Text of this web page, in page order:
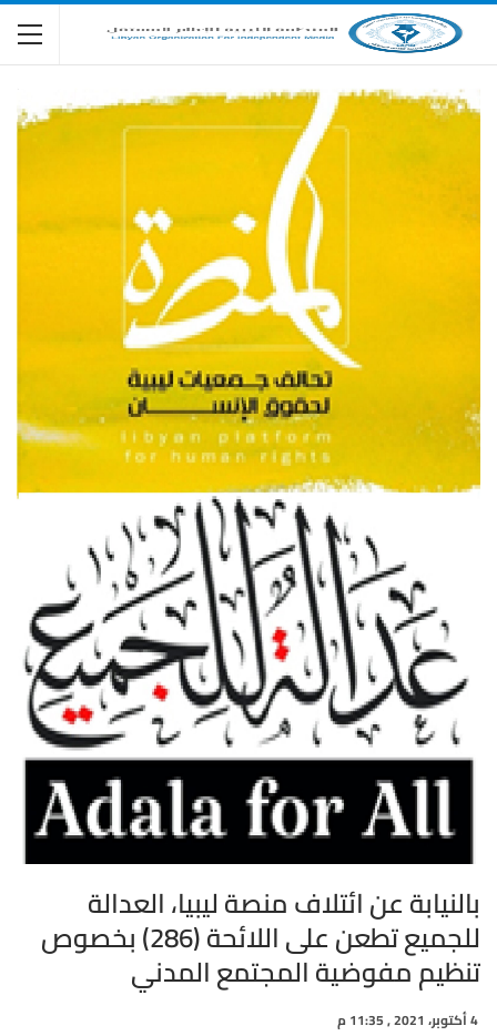
بالنيابة عن ائتلاف منصة ليبيا، العدالة
للجميع تطعن على اللائحة (286) بخصوص
تنظيم مفوضية المجتمع المدني
4 أكتوبر، 2021 , 11:35 م